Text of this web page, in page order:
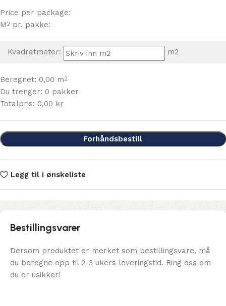
Price per package:
M 2 pr. pakke:
Kvadratmeter: m2
Beregnet: 0,00 m2
Du trenger: 0 pakker
Totalpris: 0,00 kr
Forhåndsbestill
Legg til i ønskeliste
Bestillingsvarer
Dersom produktet er merket som bestillingsvare, må
du beregne opp til 2-3 ukers leveringstid. Ring oss om
du er usikker!